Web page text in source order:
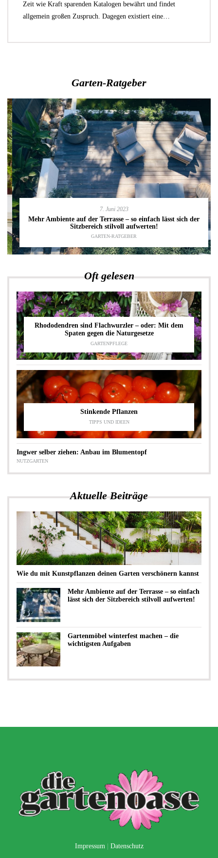
Zeit wie Kraft sparenden Katalogen bewährt und findet
allgemein großen Zuspruch. Dagegen existiert eine…
Garten-Ratgeber
7. Juni 2023
Mehr Ambiente auf der Terrasse – so einfach lässt sich der
Sitzbereich stilvoll aufwerten!
GARTEN-RATGEBER
Oft gelesen
Rhododendren sind Flachwurzler – oder: Mit dem
Spaten gegen die Naturgesetze
GARTENPFLEGE
Stinkende Pflanzen
TIPPS UND IDEEN
Ingwer selber ziehen: Anbau im Blumentopf
NUTZGARTEN
Aktuelle Beiträge
Wie du mit Kunstpflanzen deinen Garten verschönern kannst
Mehr Ambiente auf der Terrasse – so einfach
lässt sich der Sitzbereich stilvoll aufwerten!
Gartenmöbel winterfest machen – die
wichtigsten Aufgaben
Impressum Datenschutz